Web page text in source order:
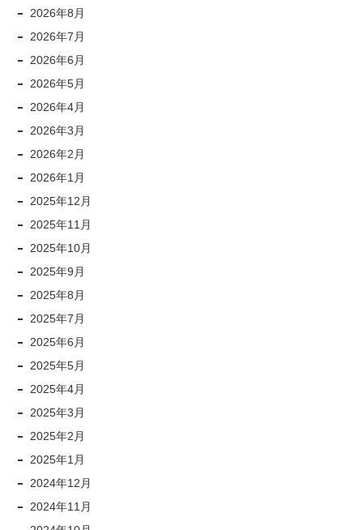
2026年8月
2026年7月
2026年6月
2026年5月
2026年4月
2026年3月
2026年2月
2026年1月
2025年12月
2025年11月
2025年10月
2025年9月
2025年8月
2025年7月
2025年6月
2025年5月
2025年4月
2025年3月
2025年2月
2025年1月
2024年12月
2024年11月